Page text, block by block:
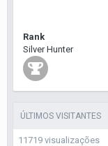
Rank
Silver Hunter
ÚLTIMOS VISITANTES
11719 visualizações